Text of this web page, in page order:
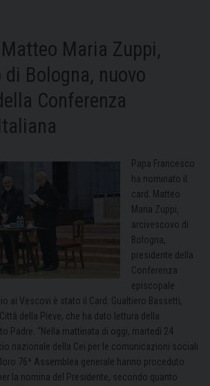
Maria Zuppi,
Bologna, nuovo
Conferenza
Papa Francesco
ha nominato il
card. Matteo
Maria Zuppi,
arcivescovo di
Bologna,
presidente della
Conferenza
episcopale
ai Vescovi è stato il Card. Gualtiero Bassetti,
della Pieve, che ha dato lettura della
Padre. “Nella mattinata di oggi, martedì 24
nazionale della Cei per le comunicazioni sociali
76ª Assemblea generale hanno proceduto
la nomina del Presidente, secondo quanto